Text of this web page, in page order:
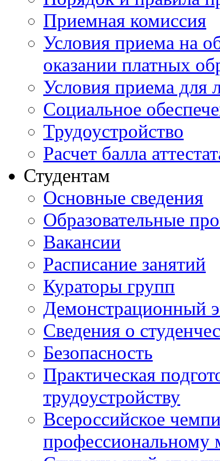
Приемная комиссия
Условия приема на
оказании платных
Условия приема для
Социальное
Трудоустройство
Расчет балла
Студентам
Основные сведения
Образовательные
Вакансии
Расписание занятий
Кураторы групп
Демонстрационный
Сведения о
Безопасность
Практическая
трудоустройству
Всероссийское
профессиональному